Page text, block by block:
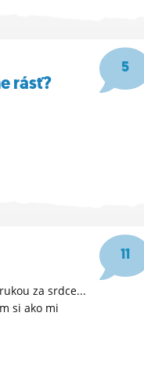
5
rásť?
11
za srdce...
si ako mi